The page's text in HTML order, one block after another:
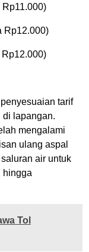
Rp11.000)
Rp12.000)
tarif
lapangan.
mengalami
ulang aspal
air untuk
hingga
Tol